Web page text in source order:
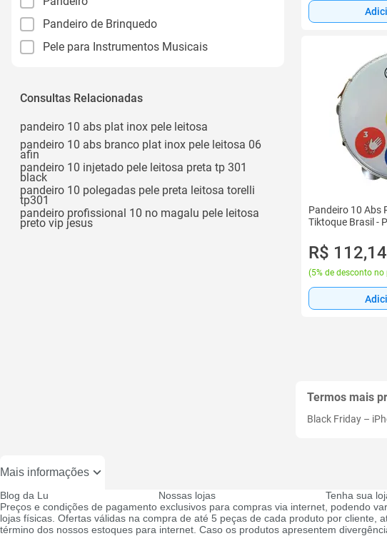
Pandeiro de Brinquedo
Pele para Instrumentos Musicais
Consultas Relacionadas
pandeiro 10 abs plat inox pele leitosa
pandeiro 10 abs branco plat inox pele leitosa 06
afin
pandeiro 10 injetado pele leitosa preta tp 301
black
pandeiro 10 polegadas pele preta leitosa torelli
tp301
pandeiro profissional 10 no magalu pele leitosa
preto vip jesus
Pandeiro 10 Abs
Tiktoque Brasil -
R$ 112,14
(5% de desconto no
Termos mais
Black Friday –
Mais informações
Blog da Lu Nossas lojas Tenha sua
Preços e condições de pagamento exclusivos para compras via internet, podendo
lojas físicas. Ofertas válidas na compra de até 5 peças de cada produto por cliente,
término dos nossos estoques para internet. Caso os produtos apresentem